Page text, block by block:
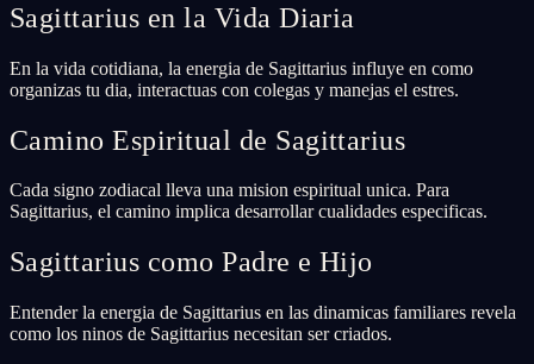
Sagittarius en la Vida Diaria
En la vida cotidiana, la energia de Sagittarius influye en como
organizas tu dia, interactuas con colegas y manejas el estres.
Camino Espiritual de Sagittarius
Cada signo zodiacal lleva una mision espiritual unica. Para
Sagittarius, el camino implica desarrollar cualidades especificas.
Sagittarius como Padre e Hijo
Entender la energia de Sagittarius en las dinamicas familiares revela
como los ninos de Sagittarius necesitan ser criados.